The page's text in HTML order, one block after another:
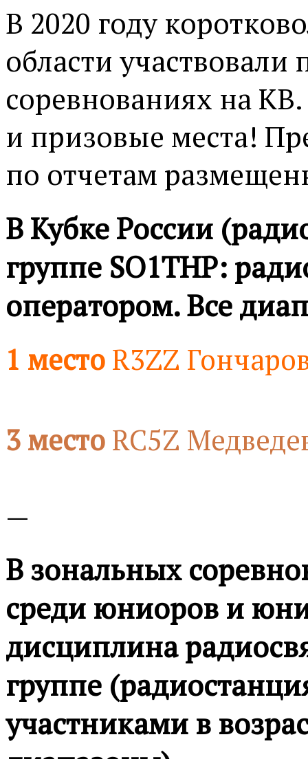
В 2020 году
области участвовали
соревнованиях на
и призовые места!
по отчетам
В Кубке России
группе SO1ТНР:
оператором. Все
1 место R3ZZ
3 место RC5Z
—
В зональных
среди юниоров и
дисциплина
группе
участниками в